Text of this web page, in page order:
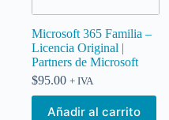
Microsoft 365 Familia –
Licencia Original |
Partners de Microsoft
$95.00 + IVA
Añadir al carrito